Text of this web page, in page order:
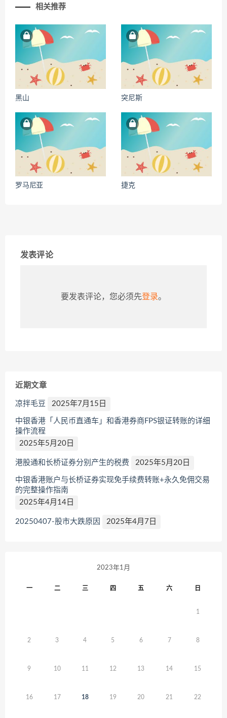
相关推荐
黑山 突尼斯
罗马尼亚 捷克
发表评论
要发表评论，您必须先登录。
近期文章
凉拌毛豆 2025年7月15日
中银香港「人民币直通车」和香港券商FPS银证转账的详细
操作流程
2025年5月20日
港股通和长桥证券分别产生的税费 2025年5月20日
中银香港账户与长桥证券实现免手续费转账+永久免佣交易
的完整操作指南
2025年4月14日
20250407-股市大跌原因 2025年4月7日
2023年1月
一 二 三 四 五 六 日
1
2 3 4 5 6 7 8
9 10 11 12 13 14 15
16 17 18 19 20 21 22